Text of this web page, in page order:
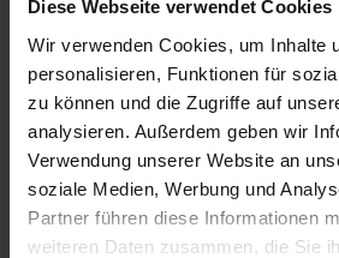
Diese Webseite verwendet Cookies
Wir verwenden Cookies, um Inhalte
personalisieren, Funktionen für
zu können und die Zugriffe auf
analysieren. Außerdem geben wir
Verwendung unserer Website an
soziale Medien, Werbung und
Partner führen diese Informationen
weiteren Daten zusammen, die Sie
Die Vinyltapete Elaine hat eine
die ausladenden Farnblätter, die
schimmernd und changierend auf
geprägt und wirken dadurch
Durch das Obermaterial strahlt die
Wärme aus, sondern wirkt wir ein
der Wand. Daher eignet sie sich
Wohnzimmer oder Schlafzimmer,
einem kühlen Arbeitszimmer die